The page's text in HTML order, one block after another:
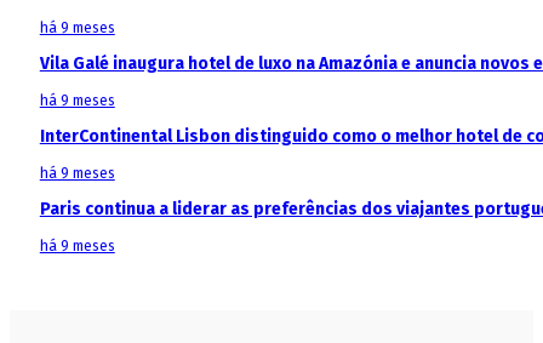
há 9 meses
Vila Galé inaugura hotel de luxo na Amazónia e anuncia
há 9 meses
InterContinental Lisbon distinguido como o melhor hotel de
há 9 meses
Paris continua a liderar as preferências dos viajantes
há 9 meses